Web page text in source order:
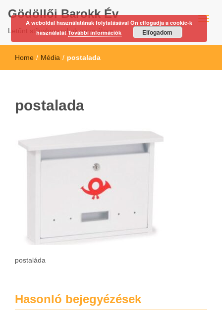
Gödöllői Barokk Év
Letűnt stíluskorszakok nyomában…
Home / Média / postalada
postalada
postaláda
Hasonló bejegyézések
A weboldal használatának folytatásával Ön elfogadja a cookie-k
használatátTovábbi információk Elfogadom